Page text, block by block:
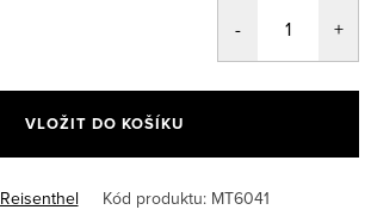
VLOŽIT DO KOŠÍKU
Reisenthel Kód produktu: MT6041